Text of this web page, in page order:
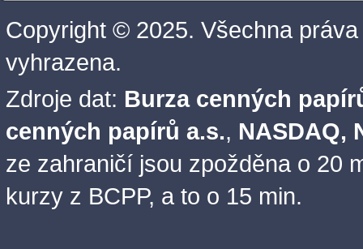
Copyright © 2025. Všechna práva
vyhrazena.
Zdroje dat: Burza cenných
cenných papírů a.s., NASDAQ,
ze zahraničí jsou zpožděna o 20
kurzy z BCPP, a to o 15 min.